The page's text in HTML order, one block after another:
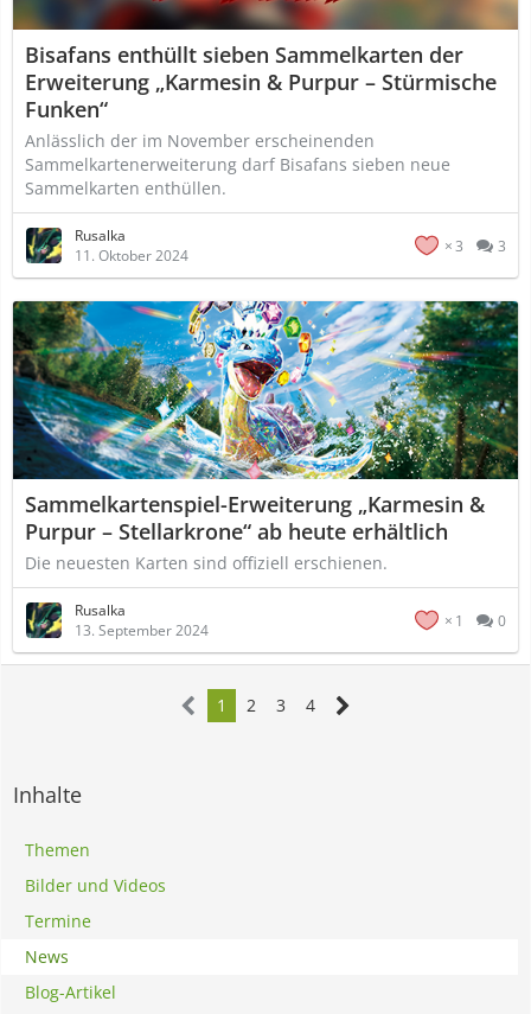
Bisafans enthüllt sieben Sammelkarten der
Erweiterung „Karmesin & Purpur – Stürmische
Funken“
Anlässlich der im November erscheinenden
Sammelkartenerweiterung darf Bisafans sieben neue
Sammelkarten enthüllen.
Rusalka
11. Oktober 2024
3 3
Sammelkartenspiel-Erweiterung „Karmesin &
Purpur – Stellarkrone“ ab heute erhältlich
Die neuesten Karten sind offiziell erschienen.
Rusalka
13. September 2024
1 0
1 2 3 4
Inhalte
Themen
Bilder und Videos
Termine
News
Blog-Artikel